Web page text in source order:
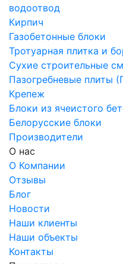
водоотвод
Кирпич
Газобетонные блоки
Тротуарная плитка и
Сухие строительные
Пазогребневые плиты
Крепеж
Блоки из ячеистого
Белорусские блоки
Производители
О нас
О Компании
Отзывы
Блог
Новости
Наши клиенты
Наши объекты
Контакты